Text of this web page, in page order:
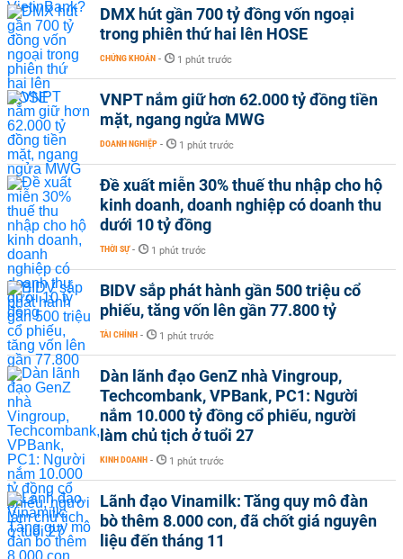
DMX hút gần 700 tỷ đồng vốn ngoại
trong phiên thứ hai lên HOSE
CHỨNG KHOÁN - 1 phút trước
VNPT nắm giữ hơn 62.000 tỷ đồng tiền
mặt, ngang ngửa MWG
DOANH NGHIỆP - 1 phút trước
Đề xuất miễn 30% thuế thu nhập cho hộ
kinh doanh, doanh nghiệp có doanh thu
dưới 10 tỷ đồng
THỜI SỰ - 1 phút trước
BIDV sắp phát hành gần 500 triệu cổ
phiếu, tăng vốn lên gần 77.800 tỷ
TÀI CHÍNH - 1 phút trước
Dàn lãnh đạo GenZ nhà Vingroup,
Techcombank, VPBank, PC1: Người
nắm 10.000 tỷ đồng cổ phiếu, người
làm chủ tịch ở tuổi 27
KINH DOANH - 1 phút trước
Lãnh đạo Vinamilk: Tăng quy mô đàn
bò thêm 8.000 con, đã chốt giá nguyên
liệu đến tháng 11